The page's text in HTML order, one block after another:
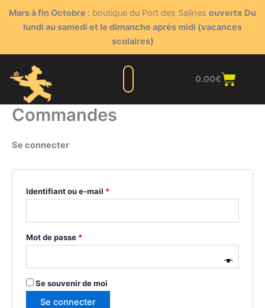
Mars à fin Octobre : boutique du Port des Salines ouverte Du
lundi au samedi et le dimanche aprés midi (vacances
scolaires)
0.00€
Commandes
Se connecter
Identifiant ou e-mail *
Mot de passe *
Se souvenir de moi
Se connecter